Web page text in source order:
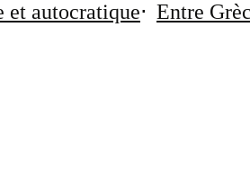
autocratique
Entre